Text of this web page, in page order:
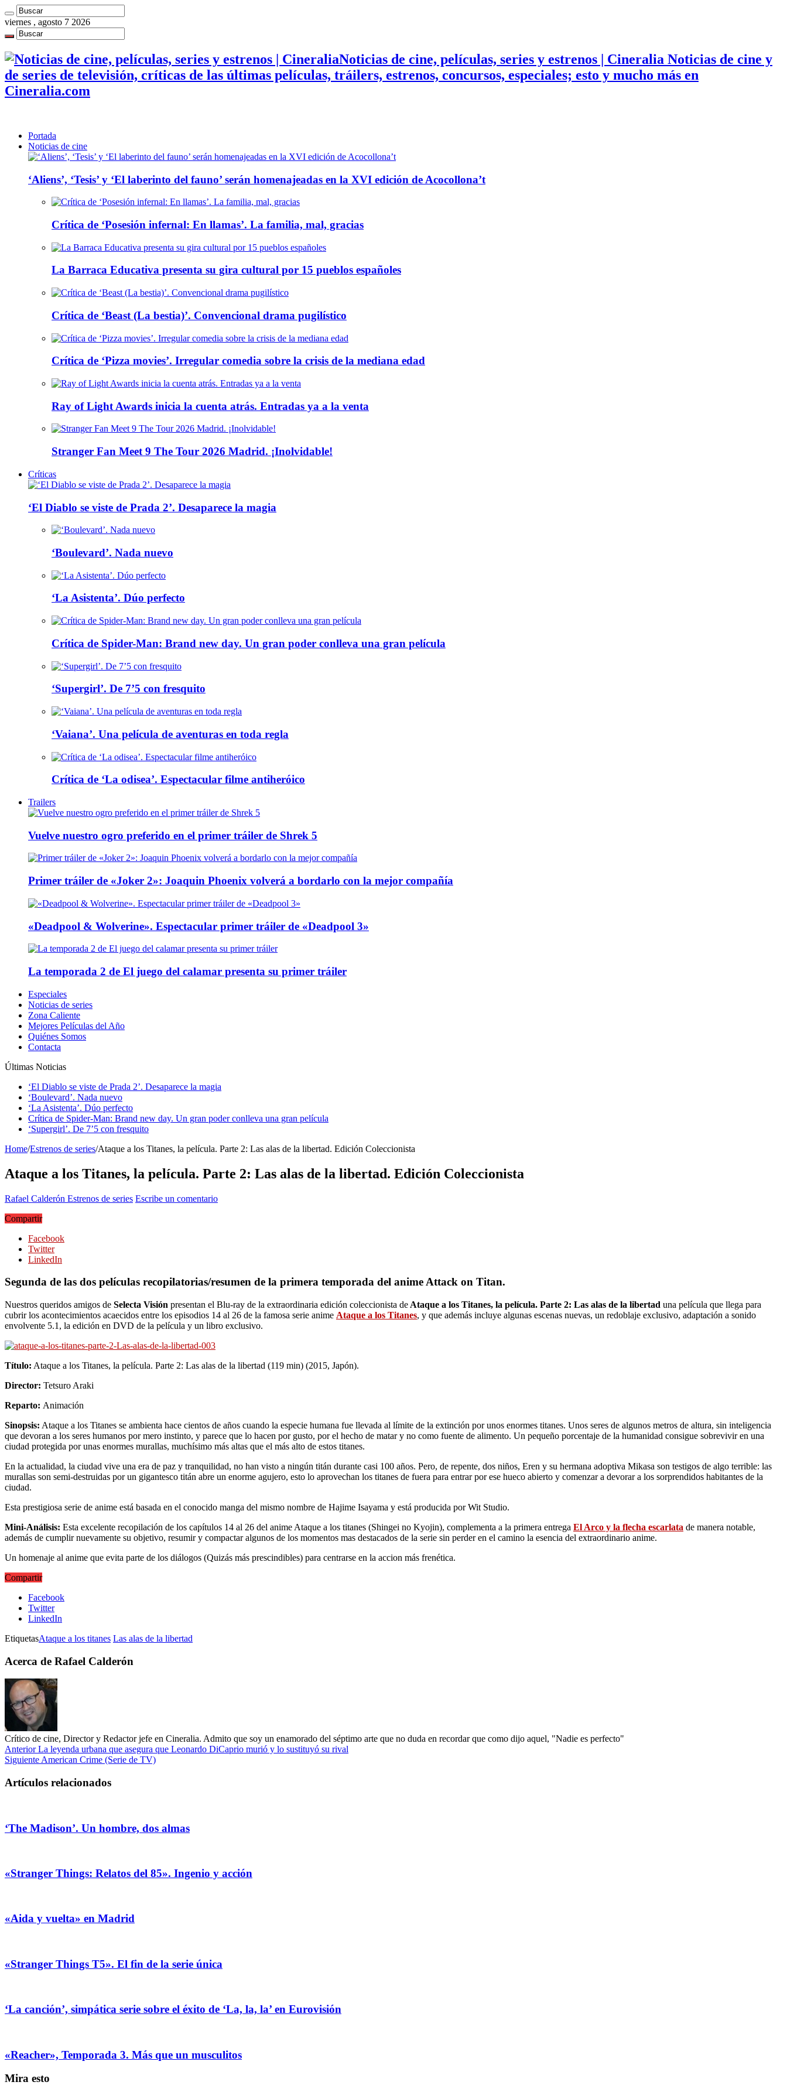
viernes , agosto 7 2026
Noticias de cine, películas, series y estrenos | Cineralia Noticias de cine y
de series de televisión, críticas de las últimas películas, tráilers, estrenos, concursos, especiales; esto y mucho más en
Cineralia.com
Portada
Noticias de cine
‘Aliens’, ‘Tesis’ y ‘El laberinto del fauno’ serán homenajeadas en la XVI edición de Acocollona’t
Crítica de ‘Posesión infernal: En llamas’. La familia, mal, gracias
La Barraca Educativa presenta su gira cultural por 15 pueblos españoles
Crítica de ‘Beast (La bestia)’. Convencional drama pugilístico
Crítica de ‘Pizza movies’. Irregular comedia sobre la crisis de la mediana edad
Ray of Light Awards inicia la cuenta atrás. Entradas ya a la venta
Stranger Fan Meet 9 The Tour 2026 Madrid. ¡Inolvidable!
Críticas
‘El Diablo se viste de Prada 2’. Desaparece la magia
‘Boulevard’. Nada nuevo
‘La Asistenta’. Dúo perfecto
Crítica de Spider-Man: Brand new day. Un gran poder conlleva una gran película
‘Supergirl’. De 7’5 con fresquito
‘Vaiana’. Una película de aventuras en toda regla
Crítica de ‘La odisea’. Espectacular filme antiheróico
Trailers
Vuelve nuestro ogro preferido en el primer tráiler de Shrek 5
Primer tráiler de «Joker 2»: Joaquin Phoenix volverá a bordarlo con la mejor compañía
«Deadpool & Wolverine». Espectacular primer tráiler de «Deadpool 3»
La temporada 2 de El juego del calamar presenta su primer tráiler
Especiales
Noticias de series
Zona Caliente
Mejores Películas del Año
Quiénes Somos
Contacta
Últimas Noticias
‘El Diablo se viste de Prada 2’. Desaparece la magia
‘Boulevard’. Nada nuevo
‘La Asistenta’. Dúo perfecto
Crítica de Spider-Man: Brand new day. Un gran poder conlleva una gran película
‘Supergirl’. De 7’5 con fresquito
Home/Estrenos de series/Ataque a los Titanes, la película. Parte 2: Las alas de la libertad. Edición Coleccionista
Ataque a los Titanes, la película. Parte 2: Las alas de la libertad. Edición Coleccionista
Rafael Calderón Estrenos de series Escribe un comentario
Compartir
Facebook
Twitter
LinkedIn
Segunda de las dos películas recopilatorias/resumen de la primera temporada del anime Attack on Titan.
Nuestros queridos amigos de Selecta Visión presentan el Blu-ray de la extraordinaria edición coleccionista de Ataque a los Titanes, la película. Parte 2: Las alas de la libertad una película que llega para
cubrir los acontecimientos acaecidos entre los episodios 14 al 26 de la famosa serie anime Ataque a los Titanes, y que además incluye algunas escenas nuevas, un redoblaje exclusivo, adaptación a sonido
envolvente 5.1, la edición en DVD de la película y un libro exclusivo.
Título: Ataque a los Titanes, la película. Parte 2: Las alas de la libertad (119 min) (2015, Japón).
Director: Tetsuro Araki
Reparto: Animación
Sinopsis: Ataque a los Titanes se ambienta hace cientos de años cuando la especie humana fue llevada al límite de la extinción por unos enormes titanes. Unos seres de algunos metros de altura, sin inteligencia
que devoran a los seres humanos por mero instinto, y parece que lo hacen por gusto, por el hecho de matar y no como fuente de alimento. Un pequeño porcentaje de la humanidad consigue sobrevivir en una
ciudad protegida por unas enormes murallas, muchísimo más altas que el más alto de estos titanes.
En la actualidad, la ciudad vive una era de paz y tranquilidad, no han visto a ningún titán durante casi 100 años. Pero, de repente, dos niños, Eren y su hermana adoptiva Mikasa son testigos de algo terrible: las
murallas son semi-destruidas por un gigantesco titán abre un enorme agujero, esto lo aprovechan los titanes de fuera para entrar por ese hueco abierto y comenzar a devorar a los sorprendidos habitantes de la
ciudad.
Esta prestigiosa serie de anime está basada en el conocido manga del mismo nombre de Hajime Isayama y está producida por Wit Studio.
Mini-Análisis: Esta excelente recopilación de los capítulos 14 al 26 del anime Ataque a los titanes (Shingei no Kyojin), complementa a la primera entrega El Arco y la flecha escarlata de manera notable,
además de cumplir nuevamente su objetivo, resumir y compactar algunos de los momentos mas destacados de la serie sin perder en el camino la esencia del extraordinario anime.
Un homenaje al anime que evita parte de los diálogos (Quizás más prescindibles) para centrarse en la accion más frenética.
Compartir
Facebook
Twitter
LinkedIn
EtiquetasAtaque a los titanes Las alas de la libertad
Acerca de Rafael Calderón
Crítico de cine, Director y Redactor jefe en Cineralia. Admito que soy un enamorado del séptimo arte que no duda en recordar que como dijo aquel, "Nadie es perfecto"
AnteriorLa leyenda urbana que asegura que Leonardo DiCaprio murió y lo sustituyó su rival
Siguiente American Crime (Serie de TV)
Artículos relacionados
‘The Madison’. Un hombre, dos almas
«Stranger Things: Relatos del 85». Ingenio y acción
«Aida y vuelta» en Madrid
«Stranger Things T5». El fin de la serie única
‘La canción’, simpática serie sobre el éxito de ‘La, la, la’ en Eurovisión
«Reacher», Temporada 3. Más que un musculitos
Mira esto